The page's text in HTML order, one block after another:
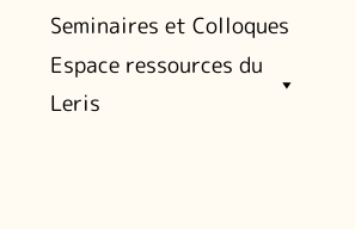
Seminaires et Colloques
Espace ressources du
Leris